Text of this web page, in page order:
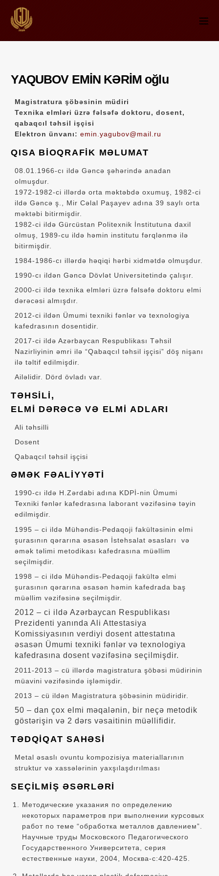
YAQUBOV EMİN KƏRİM oğlu
Magistratura şöbəsinin müdiri
Texnika elmləri üzrə fəlsəfə doktoru, dosent,
qabaqcıl təhsil işçisi
Elektron ünvanı: emin.yagubov@mail.ru
QISA BİOQRAFİK MƏLUMAT
08.01.1966-cı ildə Gəncə şəhərində anadan
olmuşdur.
1972-1982-ci illərdə orta məktəbdə oxumuş, 1982-ci
ildə Gəncə ş., Mir Cəlal Paşayev adına 39 saylı orta
məktəbi bitirmişdir.
1982-ci ildə Gürcüstan Politexnik İnstitutuna daxil
olmuş, 1989-cu ildə həmin institutu fərqlənmə ilə
bitirmişdir.
1984-1986-cı illərdə həqiqi hərbi xidmətdə olmuşdur.
1990-cı ildən Gəncə Dövlət Universitetində çalışır.
2000-ci ildə texnika elmləri üzrə fəlsəfə doktoru elmi
dərəcəsi almışdır.
2012-ci ildən Ümumi texniki fənlər və texnologiya
kafedrasının dosentidir.
2017-ci ildə Azərbaycan Respublikası Təhsil
Nazirliyinin əmri ilə “Qabaqcıl təhsil işçisi” döş nişanı
ilə təltif edilmişdir.
Ailəlidir. Dörd övladı var.
TƏHSİLİ,
ELMİ DƏRƏCƏ VƏ ELMİ ADLARI
Ali təhsilli
Dosent
Qabaqcıl təhsil işçisi
ƏMƏK FƏALİYYƏTİ
1990-cı ildə H.Zərdabi adına KDPİ-nin Ümumi
Texniki fənlər kafedrasına laborant vəzifəsinə təyin
edilmişdir.
1995 – ci ildə Mühəndis-Pedaqoji fakültəsinin elmi
şurasının qərarına əsasən İstehsalat əsasları və
əmək təlimi metodikası kafedrasına müəllim
seçilmişdir.
1998 – ci ildə Mühəndis-Pedaqoji fakültə elmi
şurasının qərarına əsasən həmin kafedrada baş
müəllim vəzifəsinə seçilmişdir.
2012 – ci ildə Azərbaycan Respublikası
Prezidenti yanında Ali Attestasiya
Komissiyasının verdiyi dosent attestatına
əsasən Ümumi texniki fənlər və texnologiya
kafedrasına dosent vəzifəsinə seçilmişdir.
2011-2013 – cü illərdə magistratura şöbəsi müdirinin
müavini vəzifəsində işləmişdir.
2013 – cü ildən Magistratura şöbəsinin müdiridir.
50 – dan çox elmi məqalənin, bir neçə metodik
göstərişin və 2 dərs vəsaitinin müəllifidir.
TƏDQİQAT SAHƏSİ
Metal əsaslı ovuntu kompozisiya materiallarının
struktur və xassələrinin yaxşılaşdırılması
SEÇİLMİŞ ƏSƏRLƏRİ
Методические указания по определению
некоторых параметров при выполнении курсовых
работ по теме “обработка металлов давлением”.
Научные труды Московского Педагогического
Государственного Университета, серия
естественные науки, 2004, Москва-с:420-425.